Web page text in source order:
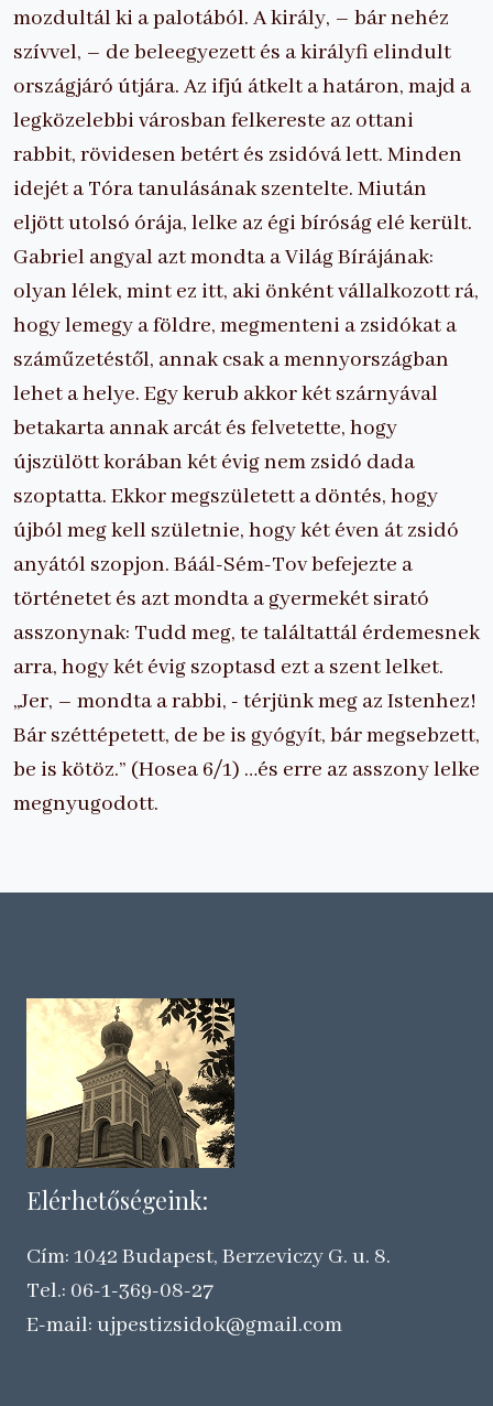
mozdultál ki a palotából. A király, – bár nehéz
szívvel, – de beleegyezett és a királyfi elindult
országjáró útjára. Az ifjú átkelt a határon, majd a
legközelebbi városban felkereste az ottani
rabbit, rövidesen betért és zsidóvá lett. Minden
idejét a Tóra tanulásának szentelte. Miután
eljött utolsó órája, lelke az égi bíróság elé került.
Gabriel angyal azt mondta a Világ Bírájának:
olyan lélek, mint ez itt, aki önként vállalkozott rá,
hogy lemegy a földre, megmenteni a zsidókat a
száműzetéstől, annak csak a mennyországban
lehet a helye. Egy kerub akkor két szárnyával
betakarta annak arcát és felvetette, hogy
újszülött korában két évig nem zsidó dada
szoptatta. Ekkor megszületett a döntés, hogy
újból meg kell születnie, hogy két éven át zsidó
anyától szopjon. Báál-Sém-Tov befejezte a
történetet és azt mondta a gyermekét sirató
asszonynak: Tudd meg, te találtattál érdemesnek
arra, hogy két évig szoptasd ezt a szent lelket.
„Jer, – mondta a rabbi, - térjünk meg az Istenhez!
Bár széttépetett, de be is gyógyít, bár megsebzett,
be is kötöz.” (Hosea 6/1) …és erre az asszony lelke
megnyugodott.
Elérhetőségeink:
Cím: 1042 Budapest, Berzeviczy G. u. 8.
Tel.: 06-1-369-08-27
E-mail: ujpestizsidok@gmail.com